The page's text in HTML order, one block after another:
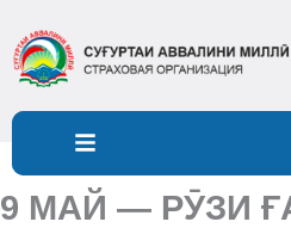
содержимому
9 МАЙ — РӮЗИ